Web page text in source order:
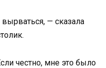
— сказала
честно, мне это было